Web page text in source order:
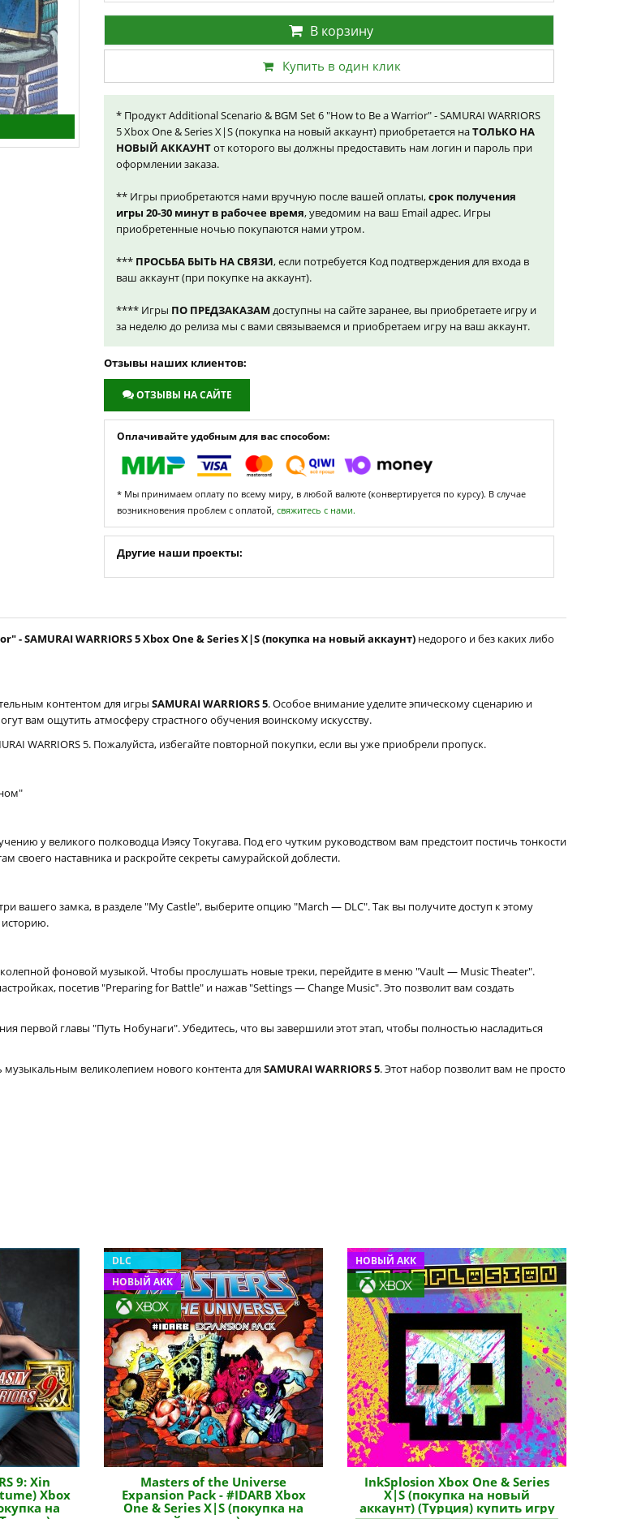
В корзину
Купить в один клик
* Продукт Additional Scenario & BGM Set 6 "How to Be a Warrior" - SAMURAI WARRIORS
5 Xbox One & Series X|S (покупка на новый аккаунт) приобретается наТОЛЬКО НА
НОВЫЙ АККАУНТот которого вы должны предоставить нам логин и пароль при
оформлении заказа.
** Игры приобретаются нами вручную после вашей оплаты,срок получения
игры 20-30 минут в рабочее время, уведомим на ваш Email адрес. Игры
приобретенные ночью покупаются нами утром.
*** ПРОСЬБА БЫТЬ НА СВЯЗИ, если потребуется Код подтверждения для входа в
ваш аккаунт (при покупке на аккаунт).
**** Игры ПО ПРЕДЗАКАЗАМ доступны на сайте заранее, вы приобретаете игру и
за неделю до релиза мы с вами связываемся и приобретаем игру на ваш аккаунт.
Отзывы наших клиентов:
ОТЗЫВЫ НА САЙТЕ
Оплачивайте удобным для вас способом:
* Мы принимаем оплату по всему миру, в любой валюте (конвертируется по курсу). В случае
возникновения проблем с оплатой, свяжитесь с нами.
Другие наши проекты:
SAMURAI WARRIORS 5 Xbox One & Series X|S (покупка на новый аккаунт) недорого и без каких либо
контентом для игры SAMURAI WARRIORS 5. Особое внимание уделите эпическому сценарию и
вам ощутить атмосферу страстного обучения воинскому искусству.
WARRIORS 5. Пожалуйста, избегайте повторной покупки, если вы уже приобрели пропуск.
у великого полководца Иэясу Токугава. Под его чутким руководством вам предстоит постичь тонкости
своего наставника и раскройте секреты самурайской доблести.
вашего замка, в разделе "My Castle", выберите опцию "March — DLC". Так вы получите доступ к этому
фоновой музыкой. Чтобы прослушать новые треки, перейдите в меню "Vault — Music Theater".
посетив "Preparing for Battle" и нажав "Settings — Change Music". Это позволит вам создать
первой главы "Путь Нобунаги". Убедитесь, что вы завершили этот этап, чтобы полностью насладиться
музыкальным великолепием нового контента для SAMURAI WARRIORS 5. Этот набор позволит вам не просто
9: Xin
Xbox
на
DLC
НОВЫЙ АКК
Masters of the Universe
Expansion Pack - #IDARB Xbox
One & Series X|S (покупка на
НОВЫЙ АКК
InkSplosion Xbox One & Series
X|S (покупка на новый
аккаунт) (Турция) купить игру